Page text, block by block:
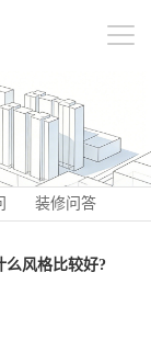
装修问答
么风格比较好?